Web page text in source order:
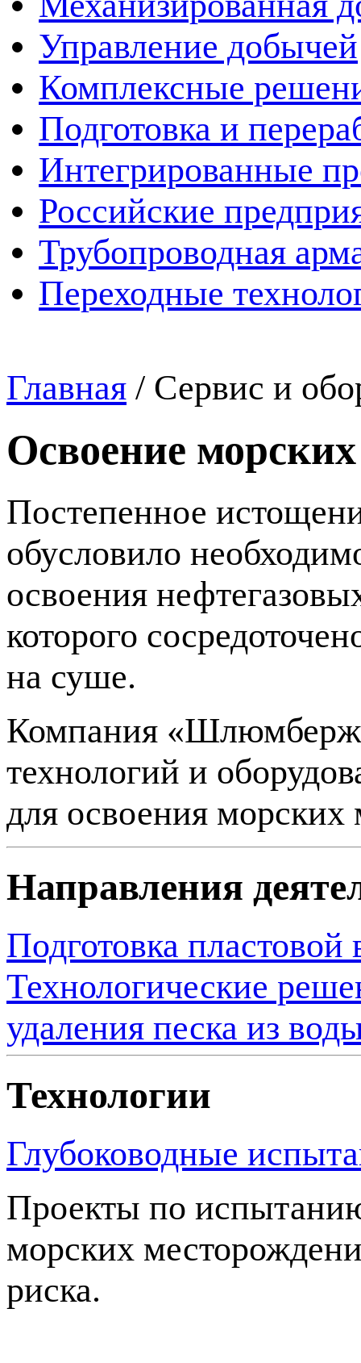
Управление добычей
Комплексные
Подготовка и
Интегрированные
Российские
Трубопроводная
Переходные
Главная / Сервис и
Освоение
Постепенное
обусловило
освоения
которого
на суше.
Компания
технологий и
для освоения
Направления
Подготовка
Технологические
удаления песка из
Технологии
Глубоководные
Проекты по
морских
риска.